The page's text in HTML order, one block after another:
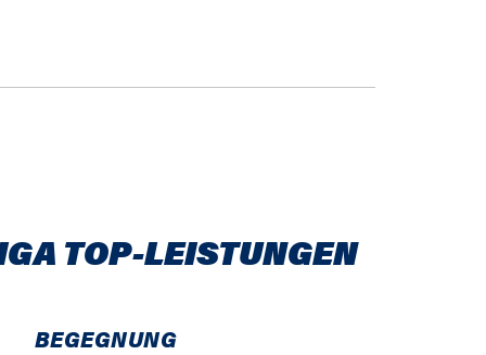
TOP-LEISTUNGEN
BEGEGNUNG